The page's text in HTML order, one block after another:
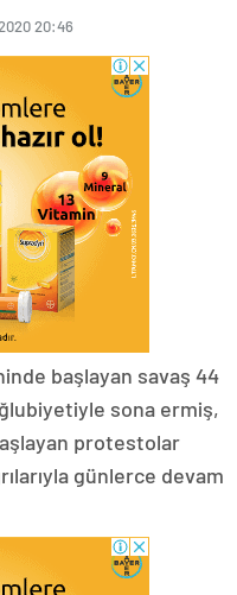
20:46
başlayan savaş 44
sona ermiş,
protestolar
günlerce devam